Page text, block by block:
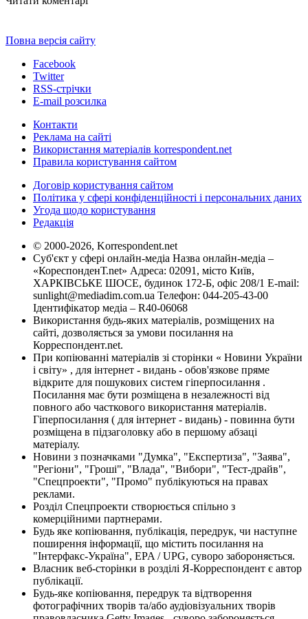
Повна версія сайту
Facebook
Twitter
RSS-стрічки
E-mail розсилка
Контакти
Реклама на сайті
Використання матеріалів korrespondent.net
Правила користування сайтом
Договір користування сайтом
Політика у сфері конфіденційності і персональних даних
Угода щодо користування
Редакція
© 2000-2026, Korrespondent.net
Суб'єкт у сфері онлайн-медіа Назва онлайн-медіа –
«КореспонденТ.net» Адреса: 02091, місто Київ,
ХАРКІВСЬКЕ ШОСЕ, будинок 172-Б, офіс 208/1 E-mail:
sunlight@mediadim.com.ua Телефон: 044-205-43-00
Ідентифікатор медіа – R40-06068
Використання будь-яких матеріалів, розміщених на
сайті, дозволяється за умови посилання на
Корреспондент.net.
При копіюванні матеріалів зі сторінки « Новини України
і світу» , для інтернет - видань - обов'язкове пряме
відкрите для пошукових систем гіперпосилання .
Посилання має бути розміщена в незалежності від
повного або часткового використання матеріалів.
Гіперпосилання ( для інтернет - видань) - повинна бути
розміщена в підзаголовку або в першому абзаці
матеріалу.
Новини з позначками "Думка", "Експертиза", "Заява",
"Регіони", "Гроші", "Влада", "Вибори", "Тест-драйв",
"Спецпроекти", "Промо" публікуються на правах
реклами.
Розділ Спецпроекти створюється спільно з
комерційними партнерами.
Будь яке копіювання, публікація, передрук, чи наступне
поширення інформації, що містить посилання на
"Інтерфакс-Україна", EPA / UPG, суворо забороняється.
Власник веб-сторінки в розділі Я-Корреспондент є автор
публікації.
Будь-яке копіювання, передрук та відтворення
фотографічних творів та/або аудіовізуальних творів